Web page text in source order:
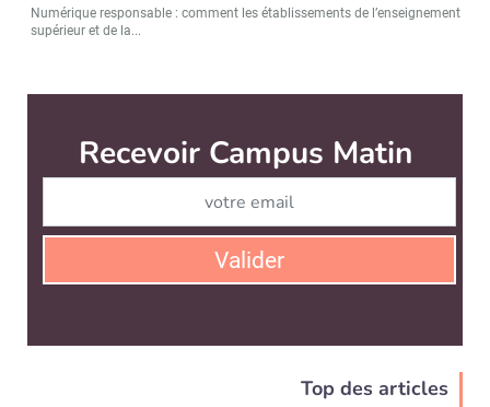
Numérique responsable : comment les établissements de l’enseignement
supérieur et de la...
Recevoir Campus Matin
Valider
Top des articles